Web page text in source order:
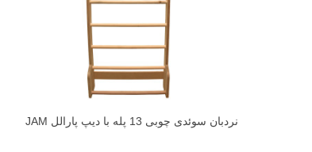
نردبان سوئدی چوبی 13 پله با دیپ پارالل JAM